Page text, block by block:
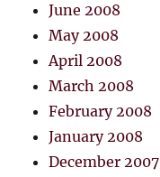
June 2008
May 2008
April 2008
March 2008
February 2008
January 2008
December 2007